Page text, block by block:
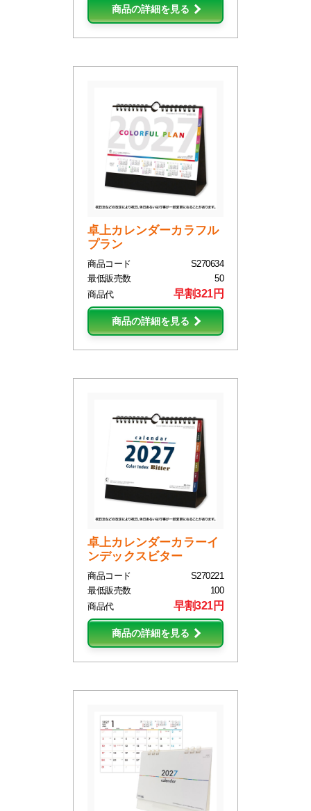
商品の詳細を見る
卓上カレンダーカラフル
プラン
商品コード
S270634
最低販売数
50
商品代
早割321円
商品の詳細を見る
卓上カレンダーカラーイ
ンデックスビター
商品コード
S270221
最低販売数
100
商品代
早割321円
商品の詳細を見る